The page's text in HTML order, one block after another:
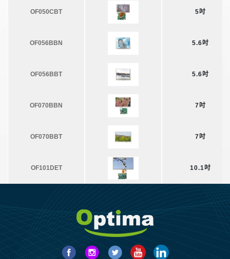
OF050CBT 5吋
OF056BBN 5.6吋
OF056BBT 5.6吋
OF070BBN 7吋
OF070BBT 7吋
OF101DET 10.1吋